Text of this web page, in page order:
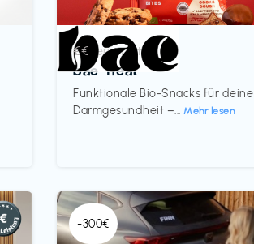
Lebensmittel
bae Treat
Funktionale Bio-Snacks für deine
Darmgesundheit –...Mehr lesen
€€‎
-300€